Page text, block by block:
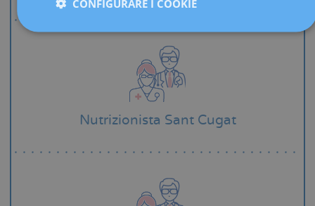
Nutrizionista Sant Cugat
CONFIGURARE I COOKIE